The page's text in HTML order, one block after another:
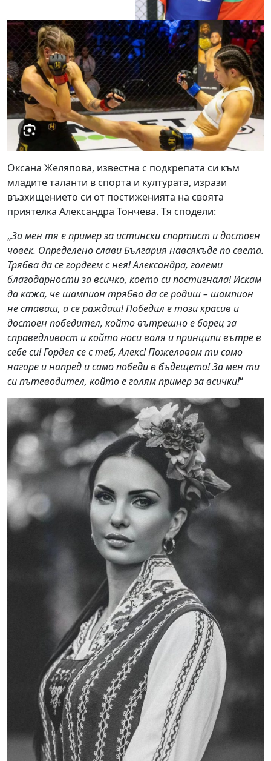
Оксана Желяпова, известна с подкрепата си към
младите таланти в спорта и културата, изрази
възхищението си от постиженията на своята
приятелка Александра Тончева. Тя сподели:
„За мен тя е пример за истински спортист и достоен
човек. Определено слави България навсякъде по света.
Трябва да се гордеем с нея! Александра, големи
благодарности за всичко, което си постигнала! Искам
да кажа, че шампион трябва да се родиш – шампион
не ставаш, а се раждаш! Победил е този красив и
достоен победител, който вътрешно е борец за
справедливост и който носи воля и принципи вътре в
себе си! Гордея се с теб, Алекс! Пожелавам ти само
нагоре и напред и само победи в бъдещето! За мен ти
си пътеводител, който е голям пример за всички!“